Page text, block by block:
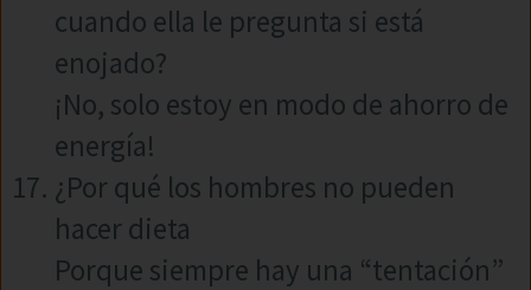
cuando ella le pregunta si está
enojado?
¡No, solo estoy en modo de ahorro de
energía!
¿Por qué los hombres no pueden
hacer dieta
Porque siempre hay una “tentación”